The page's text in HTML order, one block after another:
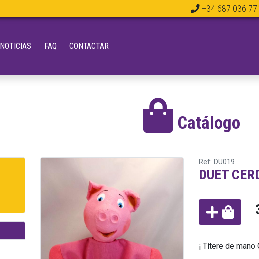
+34 687 036 771
NOTICIAS FAQ CONTACTAR
Catálogo
Ref: DU019
DUET
¡ Títere de